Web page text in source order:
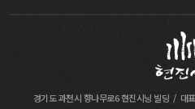
경기도 과천시 향나무로6 현진시닝 빌딩 대